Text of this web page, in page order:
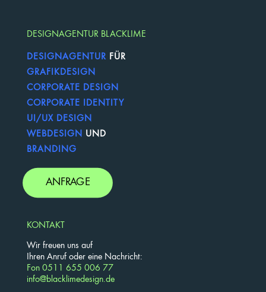
DESIGNAGENTUR BLACKLIME
DESIGNAGENTUR FÜR
GRAFIKDESIGN
CORPORATE DESIGN
CORPORATE IDENTITY
UI/UX DESIGN
WEBDESIGN UND
BRANDING
ANFRAGE
KONTAKT
Wir freuen uns auf
Ihren Anruf oder eine Nachricht:
Fon 0511 655 006 77
info@blacklimedesign.de